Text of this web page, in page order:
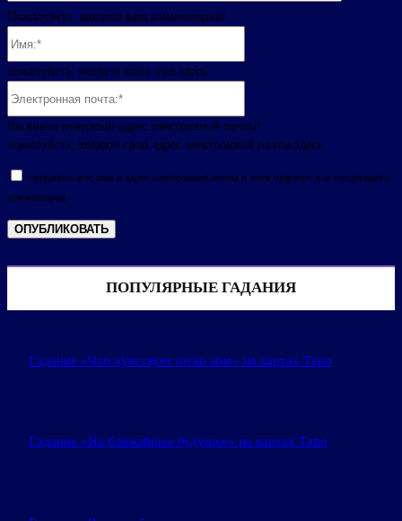
Пожалуйста, введите ваш комментарий!
пожалуйста, введите ваше имя здесь
Вы ввели неверный адрес электронной почты!
пожалуйста, введите свой адрес электронной почты здесь
сохраните мое имя и адрес электронной почты в этом браузере для следующего
комментария.
ПОПУЛЯРНЫЕ ГАДАНИЯ
Гадание «Что чувствует он ко мне» на картах Таро
Гадание «На ближайшее будущее» на картах Таро